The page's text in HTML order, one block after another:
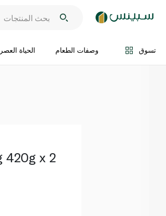
تسوق وصفات الطعام الحياة
اضف الى السلة
420g x 2